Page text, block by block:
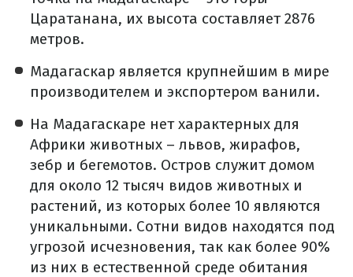
Царатанана, их высота составляет 2876
метров.
Мадагаскар является крупнейшим в мире
производителем и экспортером ванили.
На Мадагаскаре нет характерных для
Африки животных – львов, жирафов,
зебр и бегемотов. Остров служит домом
для около 12 тысяч видов животных и
растений, из которых более 10 являются
уникальными. Сотни видов находятся под
угрозой исчезновения, так как более 90%
из них в естественной среде обитания